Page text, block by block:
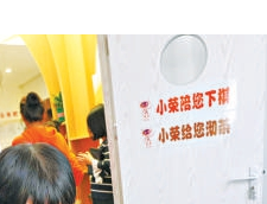
人生第二次
中超 國足 國際足球
冰雪道路 足球道路
旅游 科普 樂齡